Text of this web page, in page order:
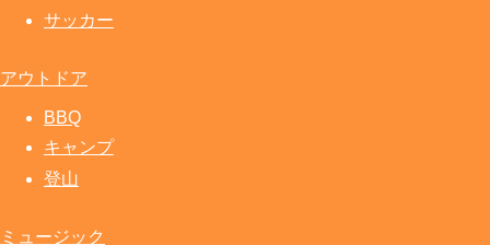
サッカー
アウトドア
BBQ
キャンプ
登山
ミュージック